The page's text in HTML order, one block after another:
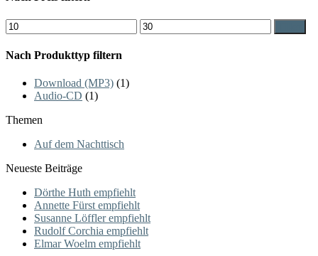
Die
Optionen
Produktseite
Min.
Preis
Max.
Preis
Nach Produkttyp filtern
Download (MP3) (1)
Audio-CD (1)
Themen
Auf dem Nachttisch
Neueste Beiträge
Dörthe Huth empfiehlt
Annette Fürst empfiehlt
Susanne Löffler empfiehlt
Rudolf Corchia empfiehlt
Elmar Woelm empfiehlt